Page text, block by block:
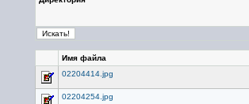
Имя файла
02204414.jpg
02204254.jpg